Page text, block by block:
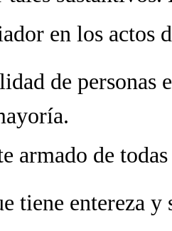
en los actos
de
armado de
tiene entereza y